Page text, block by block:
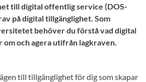
till digital offentlig service (DOS-
på digital tillgänglighet. Som
behöver du förstå vad digital
om och agera utifrån lagkraven.
till tillgänglighet för dig som skapar